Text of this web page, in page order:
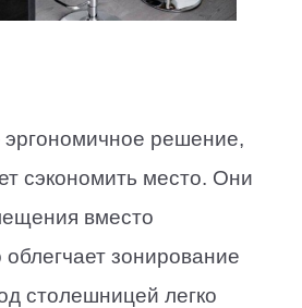
решение,
сэкономить место. Они
вместо
облегчает зонирование
столешницей легко